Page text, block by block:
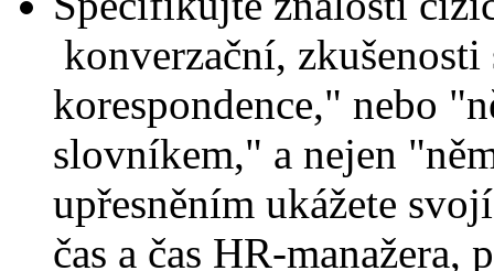
konverzační,
korespondence," nebo
slovníkem," a nejen
upřesněním ukážete
čas a čas HR-manažera,